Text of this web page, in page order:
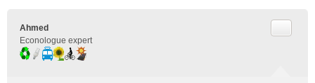
Ahmed
Econologue expert